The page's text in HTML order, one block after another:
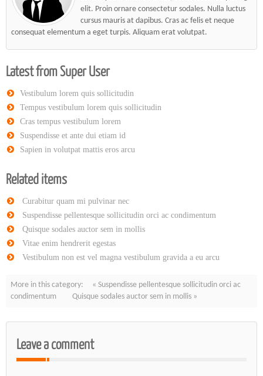
elit. Proin ornare consectetur sodales. Nulla luctus
cursus mauris at dapibus. Cras ac felis et neque
consequat elementum a eget turpis. Aliquam erat volutpat.
Latest from Super User
Vestibulum lorem quis sollicitudin
Tempus vestibulum lorem quis sollicitudin
Cras tempus vestibulum lorem
Suspendisse et ante dui etiam id
Sapien in volutpat mattis eros arcu
Related items
Curabitur quam mi pulvinar nec
Suspendisse pellentesque sollicitudin orci ac condimentum
Quisque sodales auctor sem in mollis
Vitae enim hendrerit egestas
Vestibulum non est vel magna vestibulum gravida a eu arcu
More in this category:
« Suspendisse pellentesque sollicitudin orci ac
condimentum
Quisque sodales auctor sem in mollis »
Leave a comment